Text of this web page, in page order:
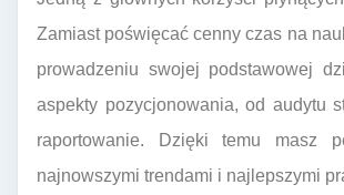
Zamiast poświęcać cenny czas na
prowadzeniu swojej podstawowej
aspekty pozycjonowania, od audytu
raportowanie. Dzięki temu masz
najnowszymi trendami i najlepszymi